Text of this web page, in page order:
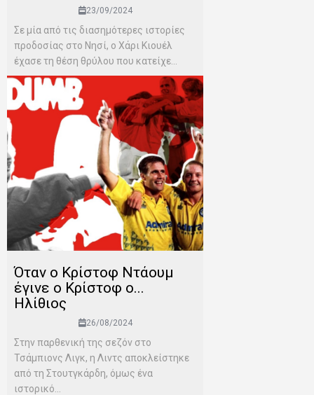
23/09/2024
Σε μία από τις διασημότερες ιστορίες
προδοσίας στο Νησί, ο Χάρι Κιουέλ
έχασε τη θέση θρύλου που κατείχε...
Όταν ο Κρίστοφ Ντάουμ
έγινε ο Κρίστοφ ο...
Ηλίθιος
26/08/2024
Στην παρθενική της σεζόν στο
Τσάμπιονς Λιγκ, η Λιντς αποκλείστηκε
από τη Στουτγκάρδη, όμως ένα
ιστορικό...